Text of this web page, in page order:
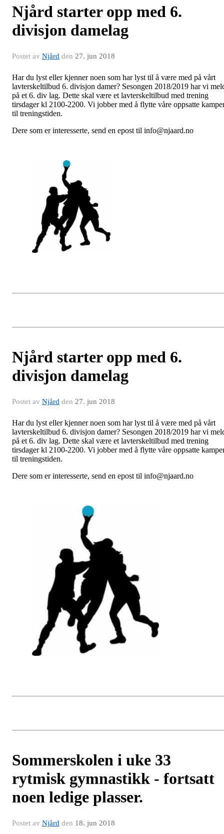
Njård starter opp med 6.
divisjon damelag
Postet av Njård den 27. jun 2018
Har du lyst eller kjenner noen som har lyst til å være med på vårt
lavterskeltilbud 6. divisjon damer? Sesongen 2018/2019 har vi
på et 6. div lag. Dette skal være et lavterskeltilbud med trening
tirsdager kl 2100-2200. Vi jobber med å flytte våre oppsatte
til treningstiden.
Dere som er interesserte, send en epost til info@njaard.no
Njård starter opp med 6.
divisjon damelag
Postet av Njård den 27. jun 2018
Har du lyst eller kjenner noen som har lyst til å være med på vårt
lavterskeltilbud 6. divisjon damer? Sesongen 2018/2019 har vi
på et 6. div lag. Dette skal være et lavterskeltilbud med trening
tirsdager kl 2100-2200. Vi jobber med å flytte våre oppsatte
til treningstiden.
Dere som er interesserte, send en epost til info@njaard.no
Sommerskolen i uke 33
rytmisk gymnastikk - fortsatt
noen ledige plasser.
Postet av Njård den 18. jun 2018